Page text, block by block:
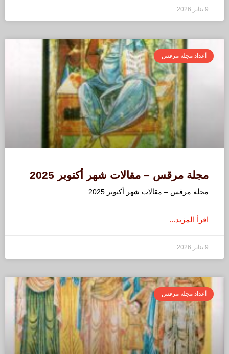
9 يناير 2026
أعداد مجلة مرقس
مجلة مرقس – مقالات شهر أكتوبر 2025
مجلة مرقس – مقالات شهر أكتوبر 2025
اقرأ المزيد...
9 يناير 2026
أعداد مجلة مرقس